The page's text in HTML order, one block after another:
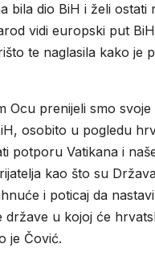
bila dio BiH i želi
vidi europski put
te naglasila kako je
Ocu prenijeli smo
osobito u pogledu
potporu Vatikana i
kao što su
i poticaj da
u kojoj će
je Čović.